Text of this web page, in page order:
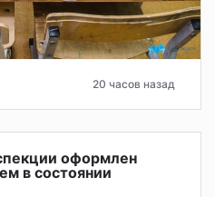
20 часов назад
оформлен
в состоянии